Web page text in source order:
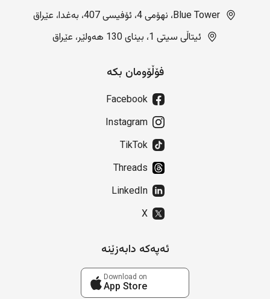
Blue Tower، نهۆمی 4، ئۆفیسی 407، بەغدا، عێراق
ئیتاڵی سیتی 1، بینای 130 هەولێر، عێراق
فۆڵۆومان بکە
Facebook
Instagram
TikTok
Threads
LinkedIn
X
ئەپەکە دابەزێنە
Download on
App Store